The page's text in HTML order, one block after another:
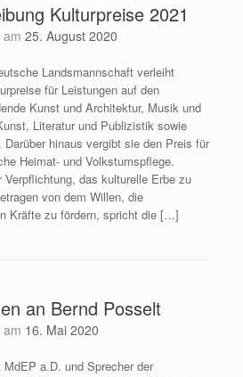
Kulturpreise 2021
am 25. August 2020
Landsmannschaft verleiht
für Leistungen auf den
Kunst und Architektur, Musik und
Literatur und Publizistik sowie
hinaus vergibt sie den Preis für
Heimat- und Volkstumspflege.
Verpflichtung, das kulturelle Erbe zu
von dem Willen, die
Kräfte zu fördern, spricht die […]
an Bernd Posselt
am 16. Mai 2020
a.D. und Sprecher der